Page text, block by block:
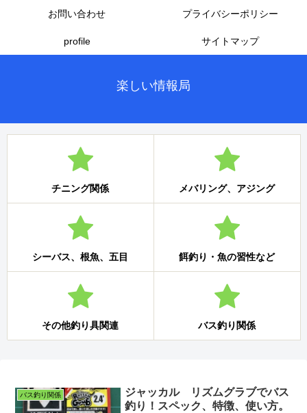
楽しい情報局
お問い合わせ プライバシーポリシー
profile サイトマップ
チニング関係 メバリング、アジング
シーバス、根魚、五目 餌釣り・魚の習性など
その他釣り具関連 バス釣り関係
バス釣り関係
ジャッカル リズムグラブでバス
釣り！スペック、特徴、使い方。